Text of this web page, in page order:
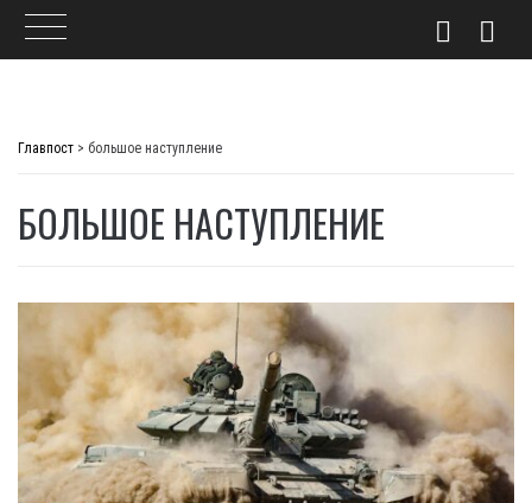
Главпост > большое наступление
БОЛЬШОЕ НАСТУПЛЕНИЕ